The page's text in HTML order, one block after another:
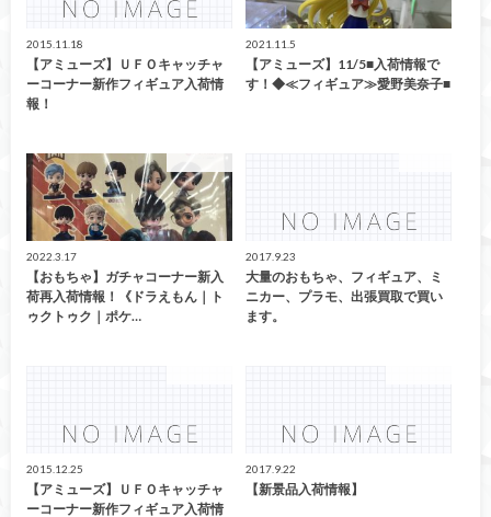
2015.11.18
【アミューズ】ＵＦＯキャッチャ
ーコーナー新作フィギュア入荷情
報！
2021.11.5
【アミューズ】11/5■入荷情報で
す！◆≪フィギュア≫愛野美奈子■
2022.3.17
【おもちゃ】ガチャコーナー新入
荷再入荷情報！《ドラえもん｜ト
ゥクトゥク｜ポケ…
2017.9.23
大量のおもちゃ、フィギュア、ミ
ニカー、プラモ、出張買取で買い
ます。
2015.12.25
【アミューズ】ＵＦＯキャッチャ
ーコーナー新作フィギュア入荷情
2017.9.22
【新景品入荷情報】